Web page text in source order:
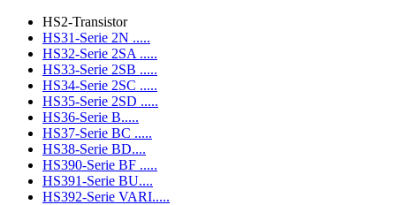
HS2-Transistor
HS31-Serie 2N .....
HS32-Serie 2SA .....
HS33-Serie 2SB .....
HS34-Serie 2SC .....
HS35-Serie 2SD .....
HS36-Serie B.....
HS37-Serie BC .....
HS38-Serie BD....
HS390-Serie BF .....
HS391-Serie BU....
HS392-Serie VARI.....